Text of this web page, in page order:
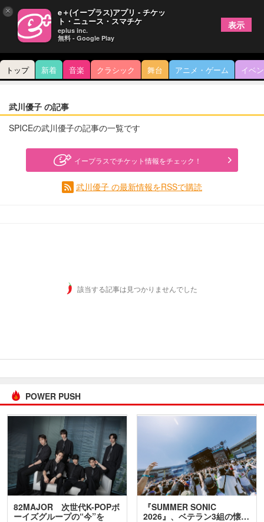
トップ 新着 音楽 クラシック 舞台 アニメ・ゲーム イベ
武川優子 の記事
SPICEの武川優子の記事の一覧です
イープラスでチケット情報をチェック！
武川優子 の最新情報をRSSで購読
該当する記事は見つかりませんでした
POWER PUSH
82MAJOR 次世代K-POPボ
ーイズグループの“今”を
『SUMMER SONIC
2026』、ベテラン3組の懐…
× e＋(イープラス)アプリ - チケッ
ト・ニュース・スマチケ
eplus inc.
無料 - Google Play
表示